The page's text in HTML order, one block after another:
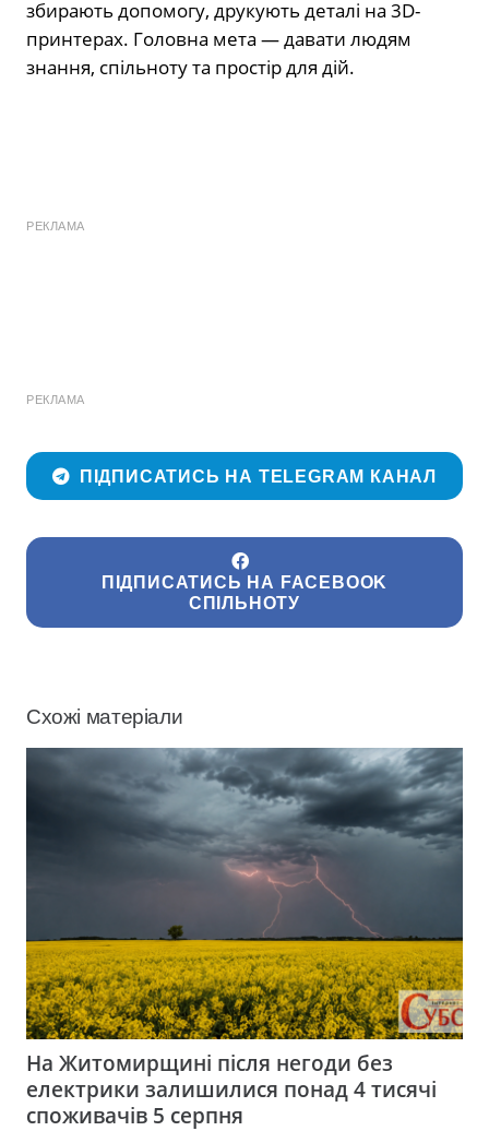
збирають допомогу, друкують деталі на 3D-
принтерах. Головна мета — давати людям
знання, спільноту та простір для дій.
РЕКЛАМА
РЕКЛАМА
ПІДПИСАТИСЬ НА TELEGRAM КАНАЛ
ПІДПИСАТИСЬ НА FACEBOOK
СПІЛЬНОТУ
Схожі матеріали
На Житомирщині після негоди без
електрики залишилися понад 4 тисячі
споживачів 5 серпня